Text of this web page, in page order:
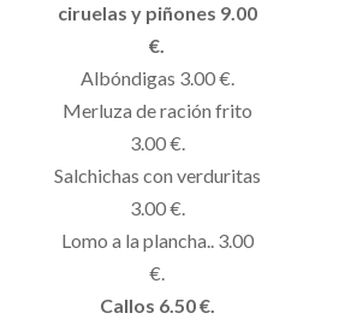
ciruelas y piñones 9.00
€.
Albóndigas 3.00 €.
Merluza de ración frito
3.00 €.
Salchichas con verduritas
3.00 €.
Lomo a la plancha.. 3.00
€.
Callos 6.50 €.